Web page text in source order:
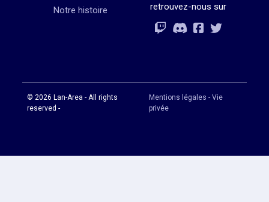
Notre histoire
retrouvez-nous sur
Rejoignez-
Rejoignez-
Rejoignez-
Rejoignez-
© 2026 Lan-Area - All rights
reserved -
Mentions légales - Vie
privée